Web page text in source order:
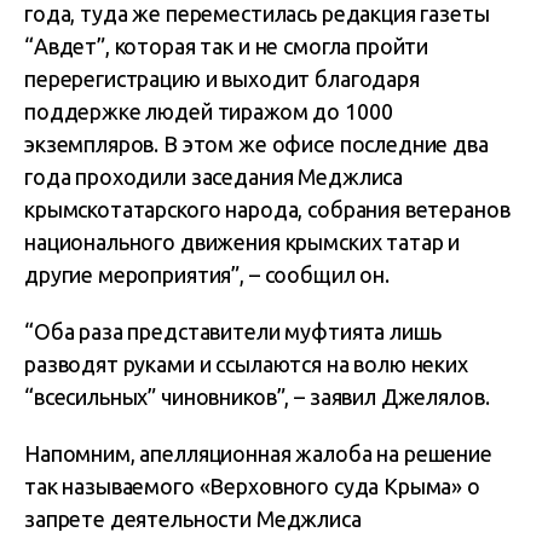
года, туда же переместилась редакция газеты
“Авдет”, которая так и не смогла пройти
перерегистрацию и выходит благодаря
поддержке людей тиражом до 1000
экземпляров. В этом же офисе последние два
года проходили заседания Меджлиса
крымскотатарского народа, собрания ветеранов
национального движения крымских татар и
другие мероприятия”, – сообщил он.
“Оба раза представители муфтията лишь
разводят руками и ссылаются на волю неких
“всесильных” чиновников”, – заявил Джелялов.
Напомним, апелляционная жалоба на решение
так называемого «Верховного суда Крыма» о
запрете деятельности Меджлиса